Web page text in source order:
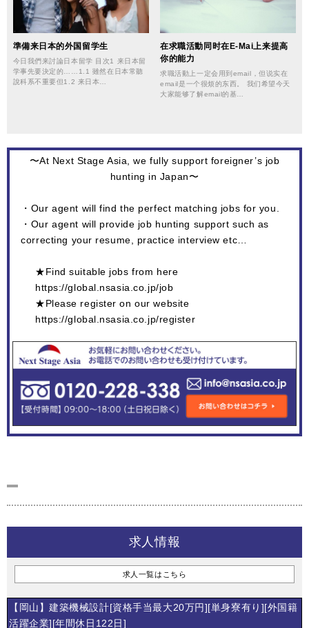
準備来日本的外国留学生
今日我們来討論日本留学 目次1 来日本留
学事先要決定的……1.1 雖然在日本常聽
說科系不重要但1.2 来日本…
在求職活動同时在E-Mai上来提高
你的能力
求職活動上一定会用到email，但说实在
email是一个很烦的东西。 我们希望今天
大家能够了解email的基…
〜At Next Stage Asia, we fully support foreigner’s job
hunting in Japan〜
・Our agent will find the perfect matching jobs for you.
・Our agent will provide job hunting support such as
correcting your resume, practice interview etc…
★Find suitable jobs from here
https://global.nsasia.co.jp/job
★Please register on our website
https://global.nsasia.co.jp/register
求人情報
求人一覧はこちら
【岡山】建築機械設計[資格手当最大20万円][単身寮有り][外国籍
活躍企業][年間休日122日]